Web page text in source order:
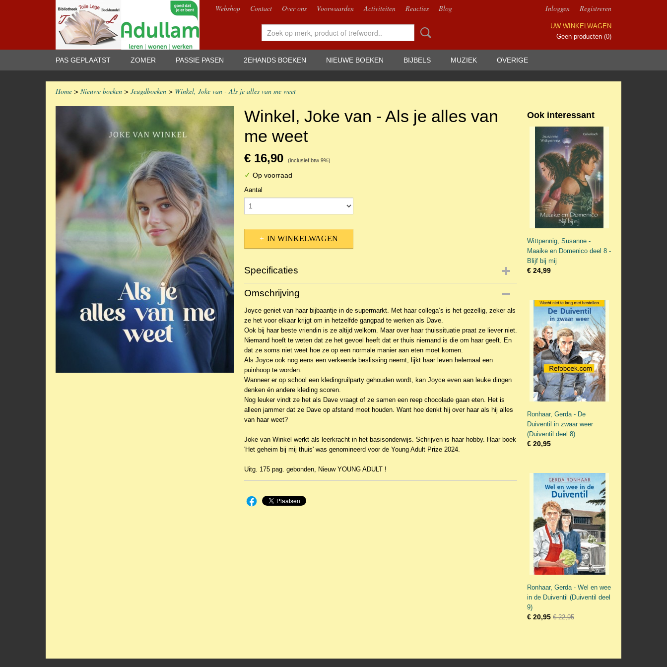
Webshop Contact Over ons Voorwaarden Activiteiten Reacties Blog Inloggen Registreren
UW WINKELWAGEN
Geen producten (0)
PAS GEPLAATST ZOMER PASSIE PASEN 2EHANDS BOEKEN NIEUWE BOEKEN BIJBELS MUZIEK OVERIGE
Home > Nieuwe boeken > Jeugdboeken > Winkel, Joke van - Als je alles van me weet
Winkel, Joke van - Als je alles van
me weet
€ 16,90 (inclusief btw 9%)
✓ Op voorraad
Aantal
IN WINKELWAGEN
Specificaties
Productcode
EAN code
Productcode leverancier
Den Hertog
Omschrijving
Joyce geniet van haar bijbaantje in de supermarkt. Met haar collega’s is het gezellig, zeker als
ze het voor elkaar krijgt om in hetzelfde gangpad te werken als Dave.
Ook bij haar beste vriendin is ze altijd welkom. Maar over haar thuissituatie praat ze liever niet.
Niemand hoeft te weten dat ze het gevoel heeft dat er thuis niemand is die om haar geeft. En
dat ze soms niet weet hoe ze op een normale manier aan eten moet komen.
Als Joyce ook nog eens een verkeerde beslissing neemt, lijkt haar leven helemaal een
puinhoop te worden.
Wanneer er op school een kledingruilparty gehouden wordt, kan Joyce even aan leuke dingen
denken én andere kleding scoren.
Nog leuker vindt ze het als Dave vraagt of ze samen een reep chocolade gaan eten. Het is
alleen jammer dat ze Dave op afstand moet houden. Want hoe denkt hij over haar als hij alles
van haar weet?
Joke van Winkel werkt als leerkracht in het basisonderwijs. Schrijven is haar hobby. Haar boek
'Het geheim bij mij thuis' was genomineerd voor de Young Adult Prize 2024.
Uitg. 175 pag. gebonden, Nieuw YOUNG ADULT !
Ook interessant
Wittpennig, Susanne -
Maaike en Domenico deel 8 -
Blijf bij mij
€ 24,99
Ronhaar, Gerda - De
Duiventil in zwaar weer
(Duiventil deel 8)
€ 20,95
Ronhaar, Gerda - Wel en wee
in de Duiventil (Duiventil deel
9)
€ 20,95 € 22,95